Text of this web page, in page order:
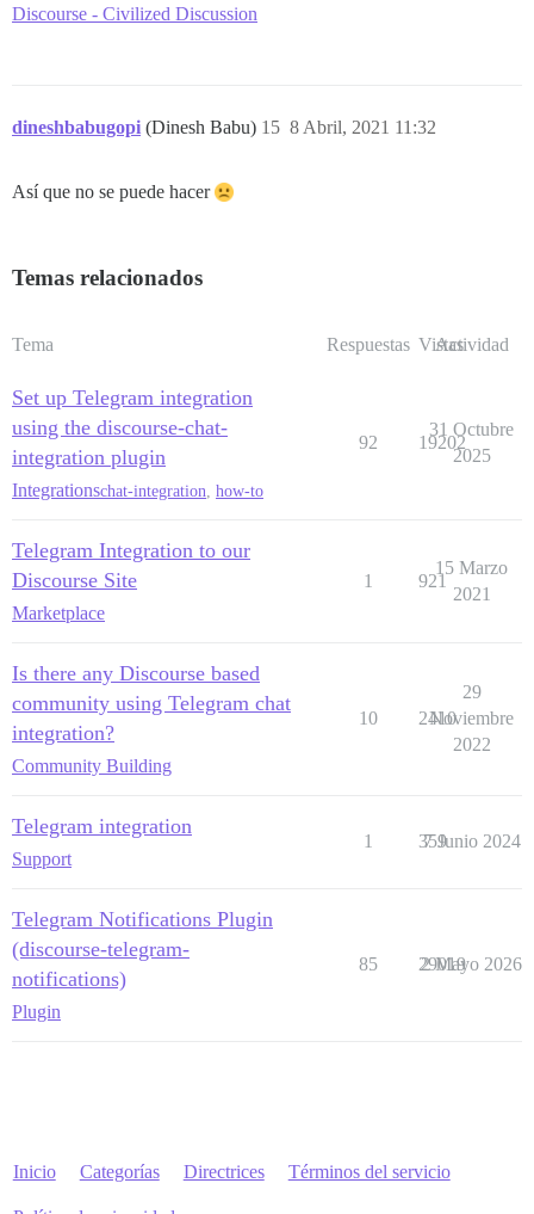
Discourse - Civilized Discussion
dineshbabugopi (Dinesh Babu) 8 Abril, 2021 11:32
15
Así que no se puede hacer
Temas relacionados
Tema Respuestas Vistas
Actividad
Set up Telegram integration
using the discourse-chat-
integration plugin
Integrationschat-integration how-to
92 19202
31 Octubre
2025
Telegram Integration to our
Discourse Site
Marketplace
1 921
15 Marzo
2021
Is there any Discourse based
community using Telegram chat
integration?
Community Building
10 2410
29
Noviembre
2022
Telegram integration
Support
1 359
7 Junio 2024
Telegram Notifications Plugin
(discourse-telegram-
notifications)
Plugin
85 29019
2 Mayo 2026
Inicio Categorías Directrices Términos del servicio